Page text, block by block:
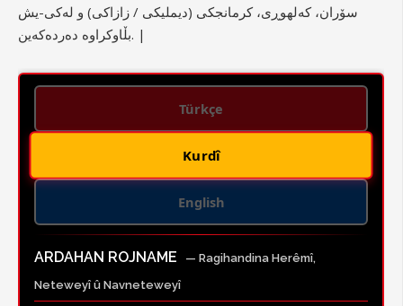
سۆران، کەلهوڕی، کرمانجکی (دیملیکی / زازاکی) و لەکی-یش
بڵاوکراوە دەردەکەین. |
Türkçe
Kurdî
English
ARDAHAN ROJNAME
— Ragihandina Herêmî,
Neteweyî û Navneteweyî